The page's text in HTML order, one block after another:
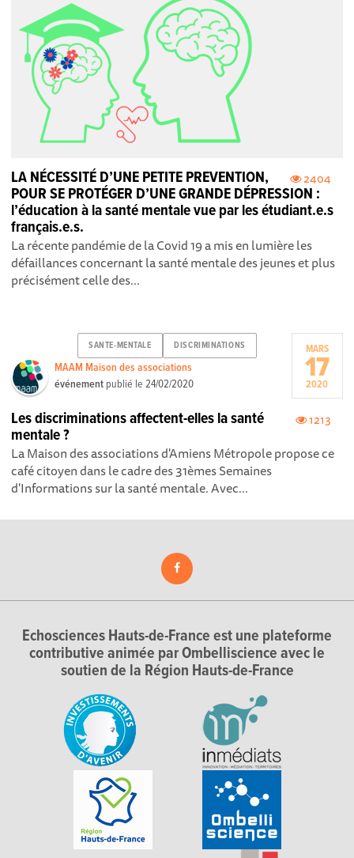
2404
LA NÉCESSITÉ D’UNE PETITE PREVENTION,
POUR SE PROTÉGER D’UNE GRANDE DÉPRESSION :
l’éducation à la santé mentale vue par les étudiant.e.s
français.e.s.
La récente pandémie de la Covid 19 a mis en lumière les
défaillances concernant la santé mentale des jeunes et plus
précisément celle des...
SANTE-MENTALE DISCRIMINATIONS
MAAM Maison des associations
événement publié le24/02/2020
MARS
17
2020
1213
Les discriminations affectent-elles la santé
mentale ?
La Maison des associations d'Amiens Métropole propose ce
café citoyen dans le cadre des 31èmes Semaines
d'Informations sur la santé mentale. Avec...
Echosciences Hauts-de-France est une plateforme
contributive animée par Ombelliscience avec le
soutien de la Région Hauts-de-France